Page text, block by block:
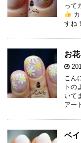
って
すね
お
こん
トの
いて
アー
ベ